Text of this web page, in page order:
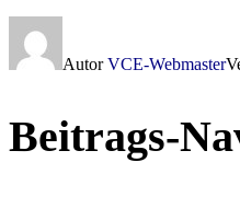
AutorVCE-Webmaster
Beitrags-